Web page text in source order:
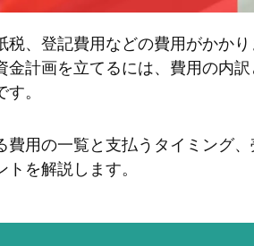
、登記費用などの費用がかか
計画を立てるには、費用の内
。
用の一覧と支払うタイミング
を解説します。